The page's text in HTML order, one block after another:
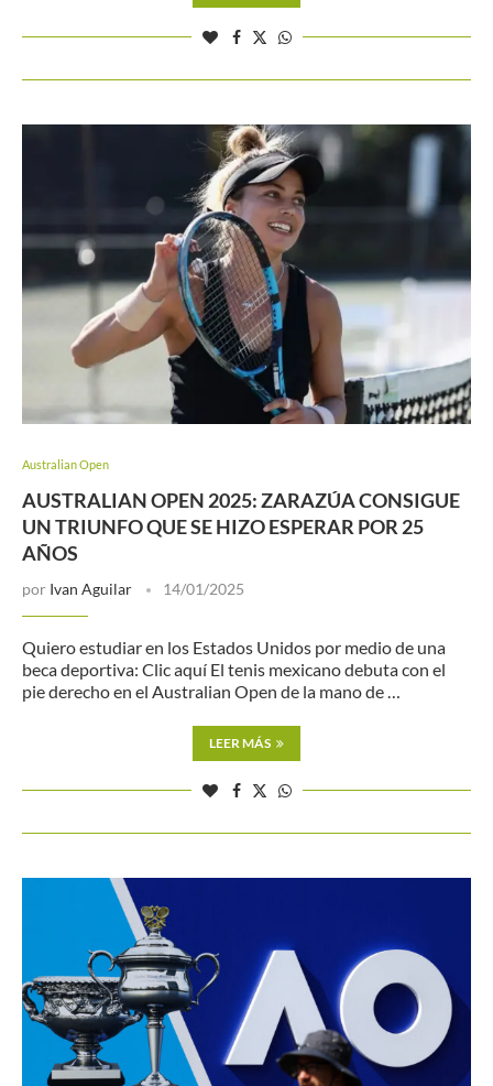
Australian Open
AUSTRALIAN OPEN 2025: ZARAZÚA CONSIGUE
UN TRIUNFO QUE SE HIZO ESPERAR POR 25
AÑOS
por Ivan Aguilar 14/01/2025
Quiero estudiar en los Estados Unidos por medio de una
beca deportiva: Clic aquí El tenis mexicano debuta con el
pie derecho en el Australian Open de la mano de …
LEER MÁS